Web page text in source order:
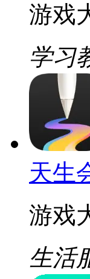
游戏
学习
天生
游戏
生活